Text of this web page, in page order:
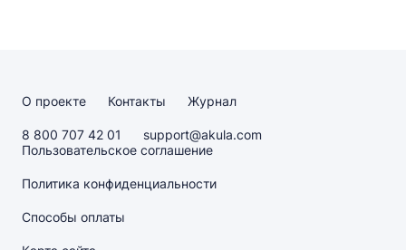
О проекте Контакты Журнал
8 800 707 42 01
support@akula.com
Пользовательское соглашение
Политика конфиденциальности
Способы оплаты